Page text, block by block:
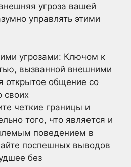
угроза вашей
управлять этими
угрозами: Ключом к
вызванной внешними
открытое общение со
своих
четкие границы и
того, что является и
поведением в
поспешных выводов
без